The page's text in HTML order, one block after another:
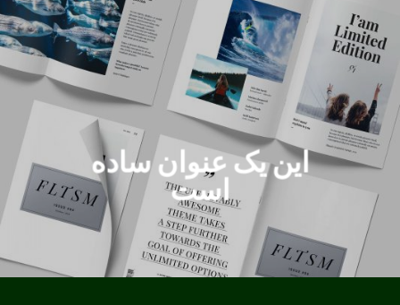
این یک عنوان ساده
است